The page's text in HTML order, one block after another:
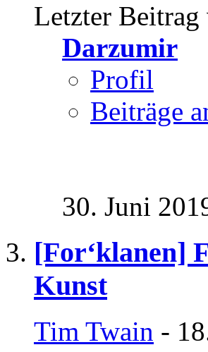
Letzter Beitrag
Darzumir
Profil
Beiträge
30. Juni
[For‘klanen]
Kunst
Tim Twain -